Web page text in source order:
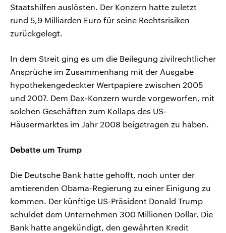
Staatshilfen auslösten. Der Konzern hatte zuletzt
rund 5,9 Milliarden Euro für seine Rechtsrisiken
zurückgelegt.
In dem Streit ging es um die Beilegung zivilrechtlicher
Ansprüche im Zusammenhang mit der Ausgabe
hypothekengedeckter Wertpapiere zwischen 2005
und 2007. Dem Dax-Konzern wurde vorgeworfen, mit
solchen Geschäften zum Kollaps des US-
Häusermarktes im Jahr 2008 beigetragen zu haben.
Debatte um Trump
Die Deutsche Bank hatte gehofft, noch unter der
amtierenden Obama-Regierung zu einer Einigung zu
kommen. Der künftige US-Präsident Donald Trump
schuldet dem Unternehmen 300 Millionen Dollar. Die
Bank hatte angekündigt, den gewährten Kredit